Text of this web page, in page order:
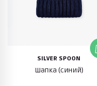
SILVER SPOON
Шапка (синий)